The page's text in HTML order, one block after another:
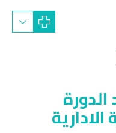
الدورة